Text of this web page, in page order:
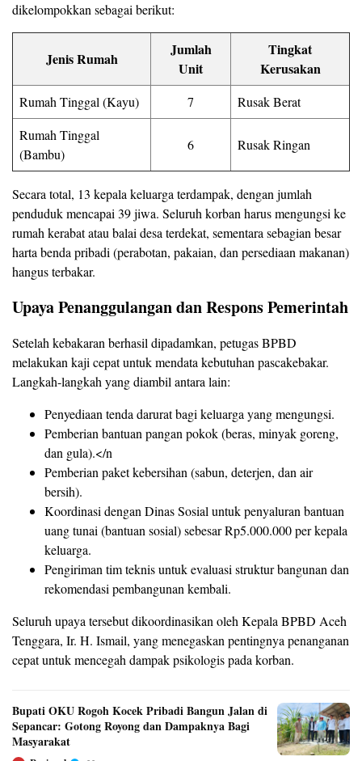
dikelompokkan sebagai berikut:
Jenis Rumah
Jumlah
Unit
Tingkat
Kerusakan
Rumah Tinggal (Kayu) 7
Rusak Berat
Rumah Tinggal
(Bambu)
6 Rusak Ringan
Secara total, 13 kepala keluarga terdampak, dengan jumlah
penduduk mencapai 39 jiwa. Seluruh korban harus mengungsi ke
rumah kerabat atau balai desa terdekat, sementara sebagian besar
harta benda pribadi (perabotan, pakaian, dan persediaan makanan)
hangus terbakar.
Upaya Penanggulangan dan Respons Pemerintah
Setelah kebakaran berhasil dipadamkan, petugas BPBD
melakukan kaji cepat untuk mendata kebutuhan pascakebakar.
Langkah-langkah yang diambil antara lain:
Penyediaan tenda darurat bagi keluarga yang mengungsi.
Pemberian bantuan pangan pokok (beras, minyak goreng,
dan gula).</n
Pemberian paket kebersihan (sabun, deterjen, dan air
bersih).
Koordinasi dengan Dinas Sosial untuk penyaluran bantuan
uang tunai (bantuan sosial) sebesar Rp5.000.000 per kepala
keluarga.
Pengiriman tim teknis untuk evaluasi struktur bangunan dan
rekomendasi pembangunan kembali.
Seluruh upaya tersebut dikoordinasikan oleh Kepala BPBD Aceh
Tenggara, Ir. H. Ismail, yang menegaskan pentingnya penanganan
cepat untuk mencegah dampak psikologis pada korban.
Bupati OKU Rogoh Kocek Pribadi Bangun Jalan di
Sepancar: Gotong Royong dan Dampaknya Bagi
Masyarakat